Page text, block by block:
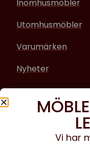
Inomhusmöbler
Utomhusmöbler
Varumärken
Nyheter
Sociala media
FacebookVi har